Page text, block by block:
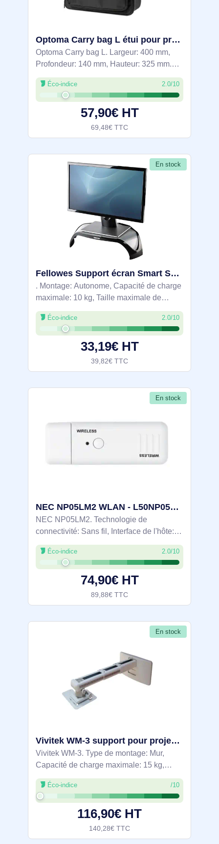
Optoma Carry bag L étui pour projecteur Noir - SP.72801GC01
Optoma Carry bag L. Largeur: 400 mm,
Profondeur: 140 mm, Hauteur: 325 mm.
Largeur du colis: 493 mm, Profondeur du
colis: 400 mm, Hauteur du colis: 165 mm
Éco-indice 2.0/10
57,90€ HT
69,48€ TTC
En stock
Fellowes Support écran Smart Suites - 8020101
. Montage: Autonome, Capacité de charge
maximale: 10 kg, Taille maximale de
l’écran: 53,3 cm (21"). Réglage de la
hauteur. Couleur du produit: Noir
Éco-indice 2.0/10
33,19€ HT
39,82€ TTC
En stock
NEC NP05LM2 WLAN - L50NP05LM2-WLAN
NEC NP05LM2. Technologie de
connectivité: Sans fil, Interface de l'hôte:
USB, Interface: WLAN. Norme Wi-Fi: Wi-Fi
4 (802.11n). Couleur du produit: Blanc
Éco-indice 2.0/10
74,90€ HT
89,88€ TTC
En stock
Vivitek WM-3 support pour projecteurs Mur Acier inoxydable
Vivitek WM-3. Type de montage: Mur,
Capacité de charge maximale: 15 kg,
Couleur du produit: Acier inoxydable.
Poids: 5,2 kg
Éco-indice /10
116,90€ HT
140,28€ TTC